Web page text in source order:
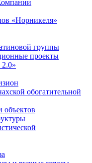
«Норникеля»
группы
проекты
обогатительной
объектов